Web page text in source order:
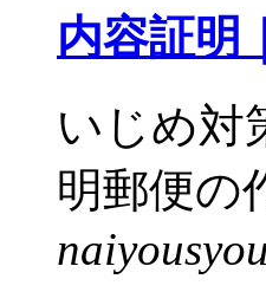
内容証明
いじめ対
明郵便の